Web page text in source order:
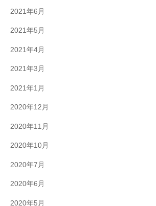
2021年6月
2021年5月
2021年4月
2021年3月
2021年1月
2020年12月
2020年11月
2020年10月
2020年7月
2020年6月
2020年5月